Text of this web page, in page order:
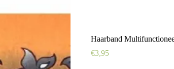
Haarband
€3,95